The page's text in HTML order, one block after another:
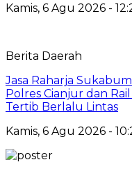
Kamis, 6 Agu 2026 -
Berita Daerah
Jasa Raharja
Polres Cianjur dan Rail
Tertib Berlalu Lintas
Kamis, 6 Agu 2026 -